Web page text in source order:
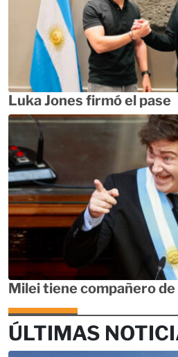
Luka Jones firmó el pase
Milei tiene compañero
ÚLTIMAS